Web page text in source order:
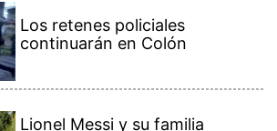
Los retenes policiales
continuarán en Colón
Lionel Messi y su familia